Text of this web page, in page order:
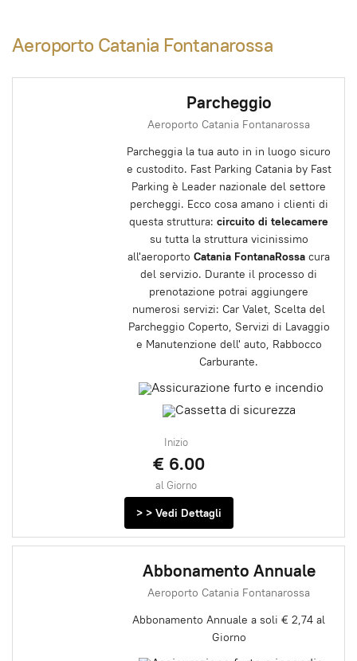
Aeroporto Catania Fontanarossa
Parcheggio
Aeroporto Catania Fontanarossa
Parcheggia la tua auto in in luogo sicuro
e custodito. Fast Parking Catania by Fast
Parking è Leader nazionale del settore
percheggi. Ecco cosa amano i clienti di
questa struttura:circuito di telecamere
su tutta la struttura vicinissimo
all'aeroportoCatania FontanaRossa cura
del servizio. Durante il processo di
prenotazione potrai aggiungere
numerosi servizi: Car Valet, Scelta del
Parcheggio Coperto, Servizi di Lavaggio
e Manutenzione dell' auto, Rabbocco
Carburante.
Inizio
€ 6.00
al Giorno
> > Vedi Dettagli
Abbonamento Annuale
Aeroporto Catania Fontanarossa
Abbonamento Annuale a soli € 2,74 al
Giorno